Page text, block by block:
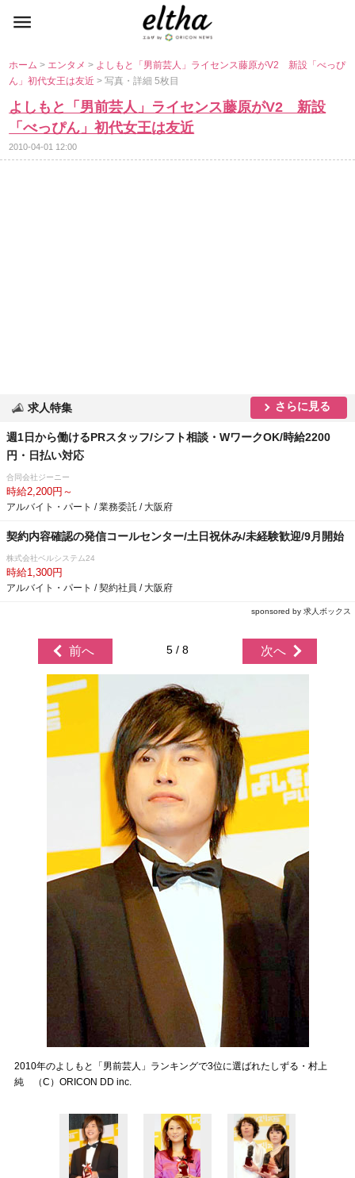
ホーム> エンタメ> よしもと「男前芸人」ライセンス藤原がV2 新設「べっぴ
ん」初代女王は友近> 写真・詳細 5枚目
よしもと「男前芸人」ライセンス藤原がV2 新設
「べっぴん」初代女王は友近
2010-04-01 12:00
求人特集 さらに見る
週1日から働けるPRスタッフ/シフト相談・WワークOK/時給2200
円・日払い対応
合同会社ジーニー
時給2,200円～
アルバイト・パート / 業務委託 / 大阪府
契約内容確認の発信コールセンター/土日祝休み/未経験歓迎/9月開始
株式会社ベルシステム24
時給1,300円
アルバイト・パート / 契約社員 / 大阪府
sponsored by 求人ボックス
前へ 5 / 8 次へ
2010年のよしもと「男前芸人」ランキングで3位に選ばれたしずる・村上
純 （C）ORICON DD inc.